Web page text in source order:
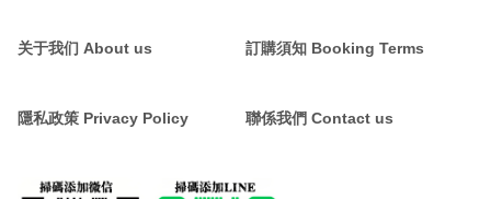
关于我们 About us 訂購須知 Booking Terms
隱私政策 Privacy Policy 聯係我們 Contact us